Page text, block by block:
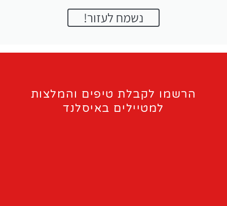
נשמח לעזור!
הרשמו לקבלת טיפים והמלצות
למטיילים באיסלנד